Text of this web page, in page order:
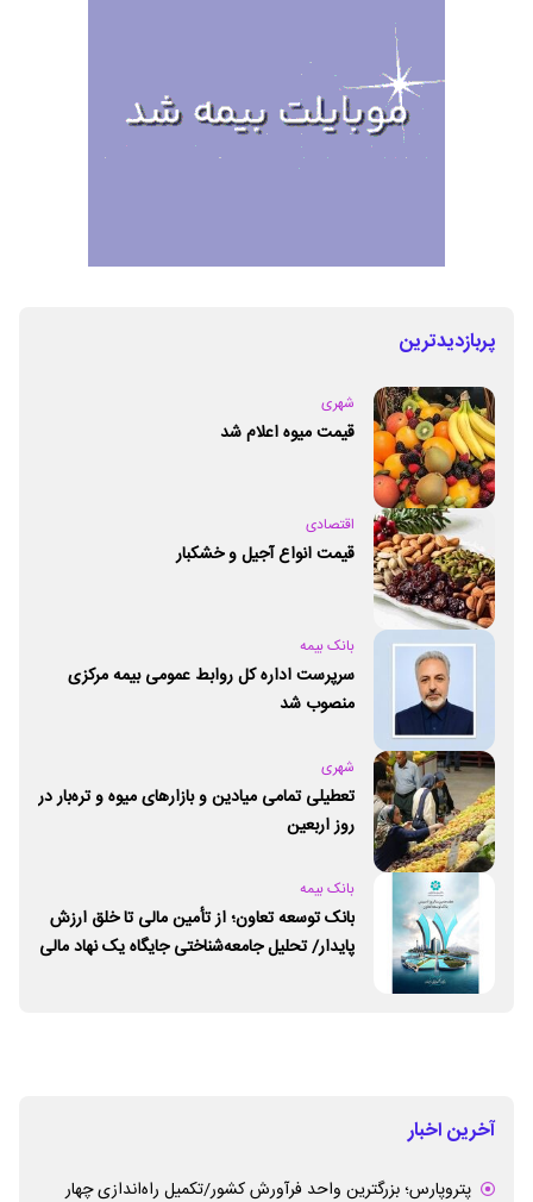
پربازدیدترین
شهری
قیمت میوه اعلام شد
اقتصادی
قیمت انواع آجیل و خشکبار
بانک بیمه
سرپرست اداره کل روابط عمومی بیمه مرکزی
منصوب شد
شهری
تعطیلی تمامی میادین و بازارهای میوه و تره‌بار در
روز اربعین
بانک بیمه
بانک توسعه تعاون؛ از تأمین مالی تا خلق ارزش
پایدار/ تحلیل جامعه‌شناختی جایگاه یک نهاد مالی
آخرین اخبار
پتروپارس؛ بزرگترین واحد فرآورش کشور/تکمیل راه‌اندازی چهار